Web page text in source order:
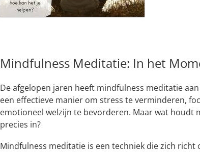
Mindfulness Meditatie: In het
De afgelopen jaren heeft mindfulness meditatie
een effectieve manier om stress te verminderen,
emotioneel welzijn te bevorderen. Maar wat houdt
precies in?
Mindfulness meditatie is een techniek die zich richt